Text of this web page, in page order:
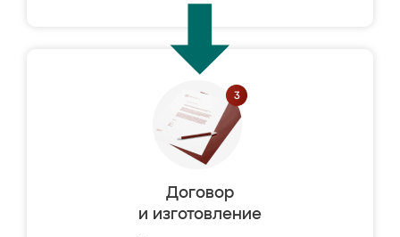
Договор
и изготовление